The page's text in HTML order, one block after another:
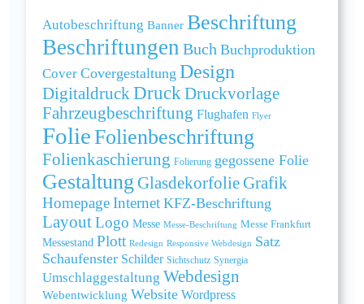
Autobeschriftung Banner Beschriftung
Beschriftungen Buch Buchproduktion
Cover Covergestaltung Design
DigitaldruckDruckDruckvorlage
Fahrzeugbeschriftung Flughafen Flyer
FolieFolienbeschriftung
Folienkaschierung Folierung gegossene Folie
Gestaltung Glasdekorfolie Grafik
HomepageInternet KFZ-Beschriftung
LayoutLogo Messe Messe-Beschriftung Messe Frankfurt
Messestand Plott Redesign Responsive Webdesign Satz
Schaufenster Schilder Sichtschutz Synergia
Umschlaggestaltung Webdesign
Webentwicklung Website Wordpress